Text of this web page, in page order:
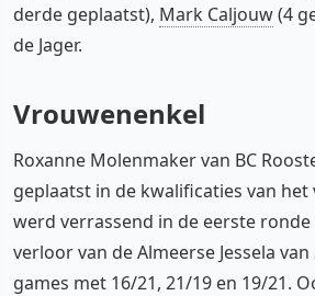
derde geplaatst), Mark Caljouw(4
de Jager.
Vrouwenenkel
Roxanne Molenmaker van BC
geplaatst in de kwalificaties van
werd verrassend in de eerste
verloor van de Almeerse Jessela
games met 16/21, 21/19 en 19/21.